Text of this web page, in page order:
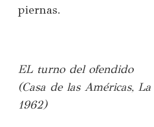
piernas.
EL turno del ofendido
(Casa de las Américas,
1962)